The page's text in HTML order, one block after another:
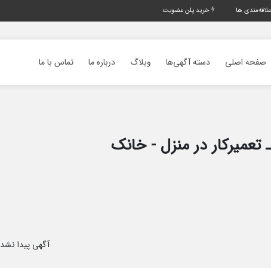
علاقه‌مندی ها خرید پلن عضویت
صفحه اصلی دسته آگهی‌ها وبلاگ درباره ما تماس با ما
تعمیرکار در منزل - خانک
آگهی پیدا نشد